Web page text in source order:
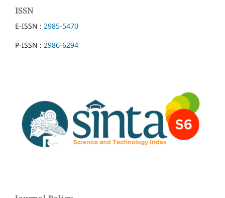
ISSN
E-ISSN : 2985-5470
P-ISSN : 2986-6294